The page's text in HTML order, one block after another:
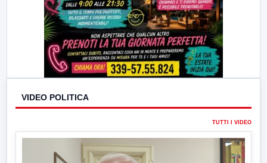
VIDEO POLITICA
TUTTI I VIDEO